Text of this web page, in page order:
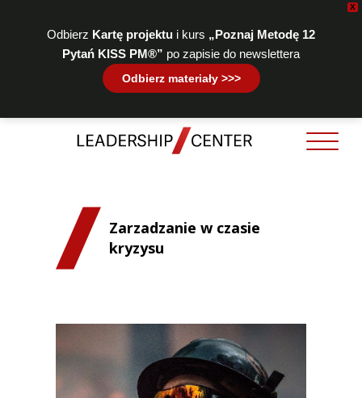
X
Odbierz Kartę projektu i kurs „Poznaj Metodę 12
Pytań KISS PM®” po zapisie do newslettera
Odbierz materiały >>>
Zarzadzanie w czasie
kryzysu